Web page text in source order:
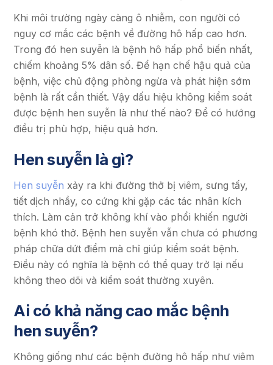
Khi môi trường ngày càng ô nhiễm, con người có
nguy cơ mắc các bệnh về đường hô hấp cao hơn.
Trong đó hen suyễn là bệnh hô hấp phổ biến nhất,
chiếm khoảng 5% dân số. Để hạn chế hậu quả của
bệnh, việc chủ động phòng ngừa và phát hiện sớm
bệnh là rất cần thiết. Vậy dấu hiệu không kiểm soát
được bệnh hen suyễn là như thế nào? Để có hướng
điều trị phù hợp, hiệu quả hơn.
Hen suyễn là gì?
Hen suyễn xảy ra khi đường thở bị viêm, sưng tấy,
tiết dịch nhầy, co cứng khi gặp các tác nhân kích
thích. Làm cản trở không khí vào phổi khiến người
bệnh khó thở. Bệnh hen suyễn vẫn chưa có phương
pháp chữa dứt điểm mà chỉ giúp kiểm soát bệnh.
Điều này có nghĩa là bệnh có thể quay trở lại nếu
không theo dõi và kiểm soát thường xuyên.
Ai có khả năng cao mắc bệnh
hen suyễn?
Không giống như các bệnh đường hô hấp như viêm